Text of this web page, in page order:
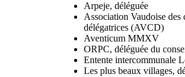
Arpeje, déléguée
Association Vaudoise des
délégatrices (AVCD)
Aventicum MMXV
ORPC, déléguée du
Entente intercommunale
Les plus beaux villages,